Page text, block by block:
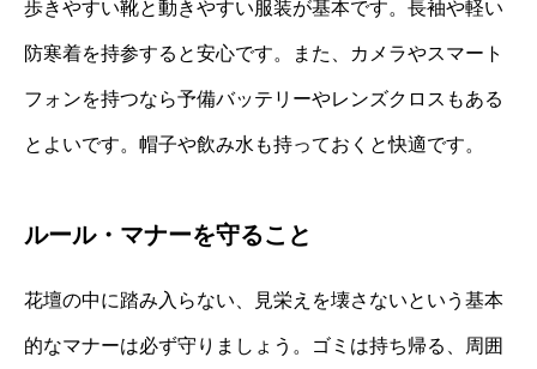
歩きやすい靴と動きやすい服装が基本です。長袖や軽い
防寒着を持参すると安心です。また、カメラやスマート
フォンを持つなら予備バッテリーやレンズクロスもある
とよいです。帽子や飲み水も持っておくと快適です。
ルール・マナーを守ること
花壇の中に踏み入らない、見栄えを壊さないという基本
的なマナーは必ず守りましょう。ゴミは持ち帰る、周囲